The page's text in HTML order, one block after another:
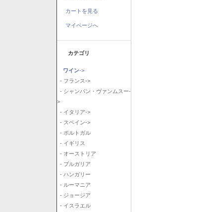
カートを見る
マイページへ
カテゴリ
ワイン->
- フランス->
- シャンパン・ヴァンムスー-
>
- イタリア->
- スペイン->
- ポルトガル
- イギリス
- オーストリア
- ブルガリア
- ハンガリー
- ルーマニア
- ジョージア
- イスラエル